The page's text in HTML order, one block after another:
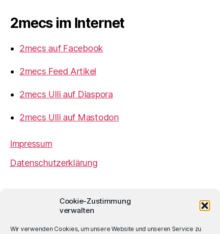
Cookie-Zustimmung
verwalten
Wir verwenden Cookies, um unsere Website und unseren Service zu
2mecs im Internet
2mecs auf Facebook
2mecs Feed Artikel
2mecs Ulli auf Diaspora
2mecs Ulli auf Mastodon
Impressum
Datenschutzerklärung
Ulrich Würdemannist sofern nicht
anders angegeben lizenziert unter einer
Creative
Lizenz.